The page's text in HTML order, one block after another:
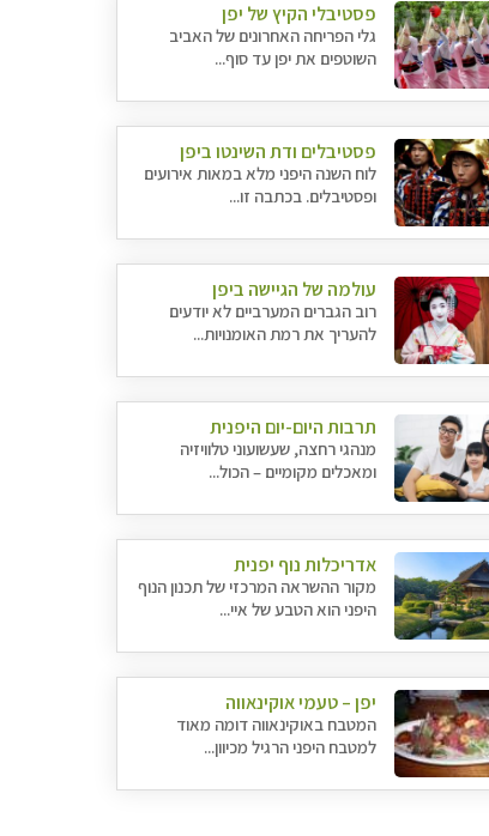
פסטיבלי הקיץ של יפן
גלי הפריחה האחרונים של האביב
השוטפים את יפן עד סוף...
פסטיבלים ודת השינטו ביפן
לוח השנה היפני מלא במאות אירועים
ופסטיבלים. בכתבה זו...
עולמה של הגיישה ביפן
רוב הגברים המערביים לא יודעים
להעריך את רמת האומנויות...
תרבות היום-יום היפנית
מנהגי רחצה, שעשועוני טלוויזיה
ומאכלים מקומיים – הכול...
אדריכלות נוף יפנית
מקור ההשראה המרכזי של תכנון הנוף
היפני הוא הטבע של איי...
יפן – טעמי אוקינאווה
המטבח באוקינאווה דומה מאוד
למטבח היפני הרגיל מכיוון...